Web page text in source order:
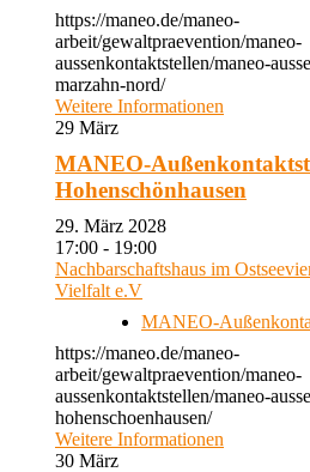
https://maneo.de/maneo-
arbeit/gewaltpraevention/maneo-
aussenkontaktstellen/maneo-
marzahn-nord/
Weitere Informationen
29 März
MANEO-
Hohenschönhausen
29. März 2028
17:00 - 19:00
Nachbarschaftshaus im
Vielfalt e.V
MANEO-
https://maneo.de/maneo-
arbeit/gewaltpraevention/maneo-
aussenkontaktstellen/maneo-
hohenschoenhausen/
Weitere Informationen
30 März